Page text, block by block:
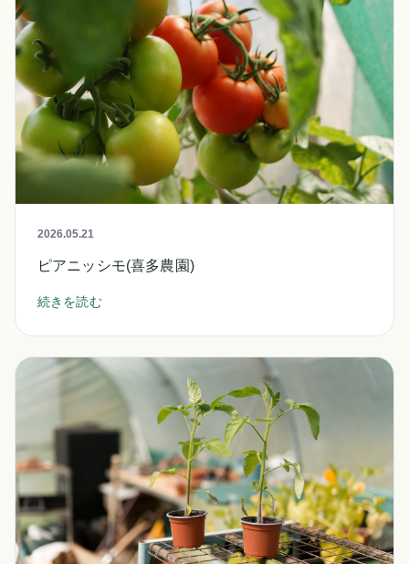
2026.05.21
ピアニッシモ(喜多農園)
続きを読む